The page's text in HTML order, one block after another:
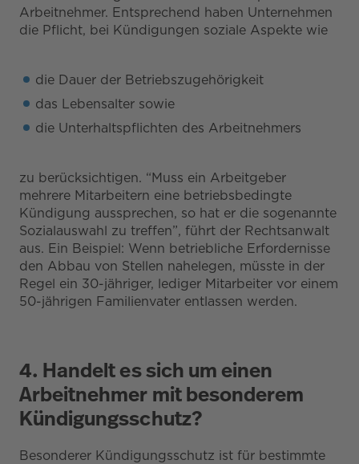
Arbeitnehmer. Entsprechend haben Unternehmen
die Pflicht, bei Kündigungen soziale Aspekte wie
die Dauer der Betriebszugehörigkeit
das Lebensalter sowie
die Unterhaltspflichten des Arbeitnehmers
zu berücksichtigen. “Muss ein Arbeitgeber
mehrere Mitarbeitern eine betriebsbedingte
Kündigung aussprechen, so hat er die sogenannte
Sozialauswahl zu treffen”, führt der Rechtsanwalt
aus. Ein Beispiel: Wenn betriebliche Erfordernisse
den Abbau von Stellen nahelegen, müsste in der
Regel ein 30-jähriger, lediger Mitarbeiter vor einem
50-jährigen Familienvater entlassen werden.
4. Handelt es sich um einen
Arbeitnehmer mit besonderem
Kündigungsschutz?
Besonderer Kündigungsschutz ist für bestimmte